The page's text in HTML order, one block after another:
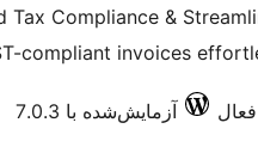
Tax Compliance &
compliant invoices
آزمایش‌شده با 7.0.3